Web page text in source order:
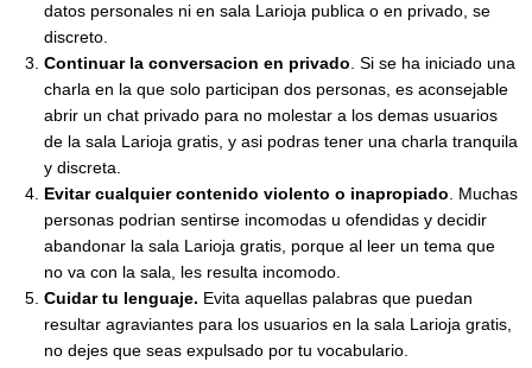
datos personales ni en sala Larioja publica o en privado, se
discreto.
Continuar la conversacion en privado . Si se ha iniciado una
charla en la que solo participan dos personas, es aconsejable
abrir un chat privado para no molestar a los demas usuarios
de la sala Larioja gratis, y asi podras tener una charla tranquila
y discreta.
Evitar cualquier contenido violento o inapropiado . Muchas
personas podrian sentirse incomodas u ofendidas y decidir
abandonar la sala Larioja gratis, porque al leer un tema que
no va con la sala, les resulta incomodo.
Cuidar tu lenguaje. Evita aquellas palabras que puedan
resultar agraviantes para los usuarios en la sala Larioja gratis,
no dejes que seas expulsado por tu vocabulario.